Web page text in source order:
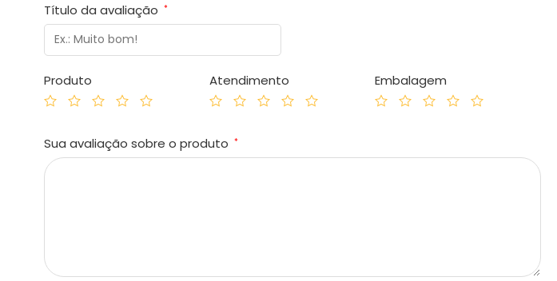
Título da avaliação *
Produto Atendimento Embalagem
Sua avaliação sobre o produto *